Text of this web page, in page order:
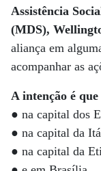
Assistência
(MDS),
aliança em
acompanhar as
A intenção é
● na capital dos
● na capital da
● na capital da